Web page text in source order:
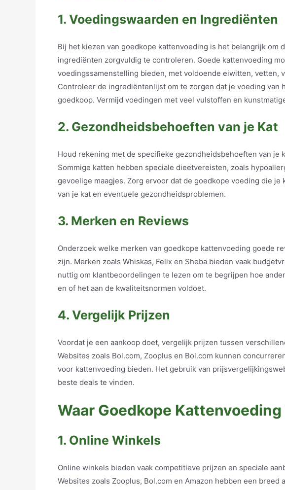
1. Voedingswaarden en Ingrediënten
Bij het kiezen van goedkope kattenvoeding is het belangrijk om
ingrediënten zorgvuldig te controleren. Goede kattenvoeding
voedingssamenstelling bieden, met voldoende eiwitten, vetten,
Controleer de ingrediëntenlijst om te zorgen dat je voeding van
goedkoop. Vermijd voedingen met veel vulstoffen en
2. Gezondheidsbehoeften van je Kat
Houd rekening met de specifieke gezondheidsbehoeften van je
Sommige katten hebben speciale dieetvereisten, zoals
gevoelige maagjes. Zorg ervoor dat de goedkope voeding die je
van je kat en eventuele gezondheidsproblemen.
3. Merken en Reviews
Onderzoek welke merken van goedkope kattenvoeding goede
zijn. Merken zoals Whiskas, Felix en Sheba bieden vaak
nuttig om klantbeoordelingen te lezen om te begrijpen hoe
en of het aan de kwaliteitsnormen voldoet.
4. Vergelijk Prijzen
Voordat je een aankoop doet, vergelijk prijzen tussen
Websites zoals Bol.com, Zooplus en Bol.com kunnen
voor kattenvoeding bieden. Het gebruik van
beste deals te vinden.
Waar Goedkope Kattenvoeding
1. Online Winkels
Online winkels bieden vaak competitieve prijzen en speciale
Websites zoals Zooplus, Bol.com en Amazon hebben een breed